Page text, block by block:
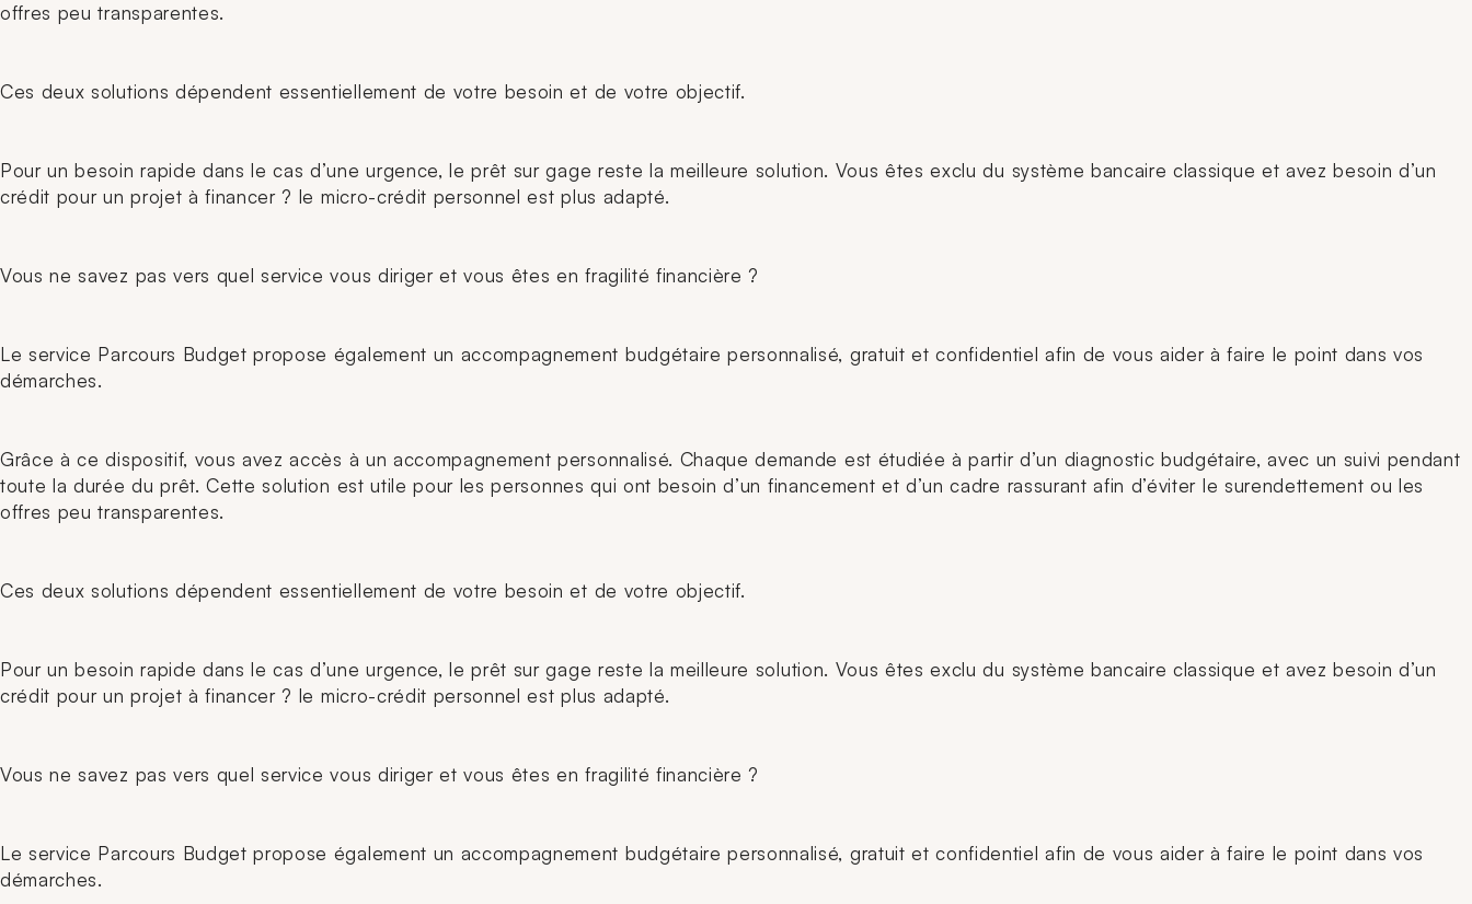
offres peu transparentes.
Ces deux solutions dépendent essentiellement de votre besoin et de votre objectif.
Pour un besoin rapide dans le cas d’une urgence, le prêt sur gage reste la meilleure solution. Vous êtes exclu du système bancaire classique et avez besoin d’un
crédit pour un projet à financer ? le micro-crédit personnel est plus adapté.
Vous ne savez pas vers quel service vous diriger et vous êtes en fragilité financière ?
Le service Parcours Budget propose également un accompagnement budgétaire personnalisé, gratuit et confidentiel afin de vous aider à faire le point dans vos
démarches.
Grâce à ce dispositif, vous avez accès à un accompagnement personnalisé. Chaque demande est étudiée à partir d’un diagnostic budgétaire, avec un suivi pendant
toute la durée du prêt. Cette solution est utile pour les personnes qui ont besoin d’un financement et d’un cadre rassurant afin d’éviter le surendettement ou les
offres peu transparentes.
Ces deux solutions dépendent essentiellement de votre besoin et de votre objectif.
Pour un besoin rapide dans le cas d’une urgence, le prêt sur gage reste la meilleure solution. Vous êtes exclu du système bancaire classique et avez besoin d’un
crédit pour un projet à financer ? le micro-crédit personnel est plus adapté.
Vous ne savez pas vers quel service vous diriger et vous êtes en fragilité financière ?
Le service Parcours Budget propose également un accompagnement budgétaire personnalisé, gratuit et confidentiel afin de vous aider à faire le point dans vos
démarches.